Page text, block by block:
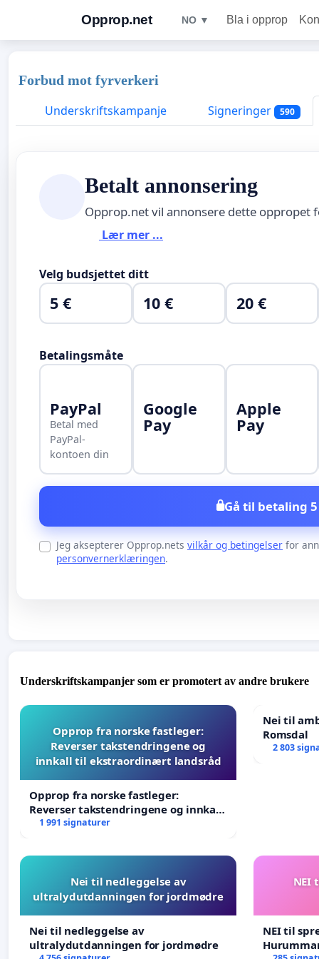
Opprop.net NO ▼ Bla i opprop
Forbud mot fyrverkeri
Underskriftskampanje
Signeringer 590
Betalt annonsering
Opprop.net vil annonsere dette oppropet
Lær mer ...
Velg budsjettet ditt
5 € 10 € 20 €
Betalingsmåte
PayPal
Betal med
PayPal-
kontoen din
Google
Pay
Apple
Pay
Gå til betaling
Jeg aksepterer Opprop.nets vilkår og betingelser for
personvernerklæringen.
Underskriftskampanjer som er promotert av andre brukere
Opprop fra norske fastleger:
Reverser takstendringene og
innkall til ekstraordinært landsråd
Opprop fra norske fastleger:
Reverser takstendringene og innkall
til ekstraordinært landsråd
1 991 signaturer
Nei til
Romsdal
2 803
Nei til nedleggelse av
ultralydutdanningen for jordmødre
Nei til nedleggelse av
ultralydutdanningen for jordmødre
NEI
NEI til